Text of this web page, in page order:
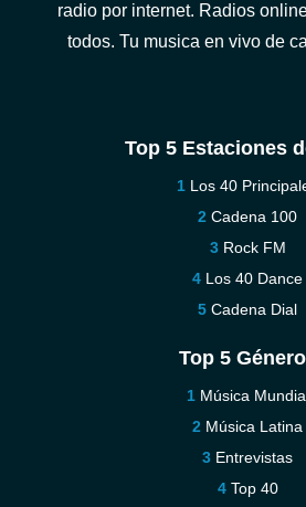
radio por internet. Radios
todos. Tu musica en vivo de
Top 5 Estaciones
Los 40
Cadena 100
Rock FM
Los 40 Dance
Cadena Dial
Top 5
Música
Música Latina
Entrevistas
Top 40